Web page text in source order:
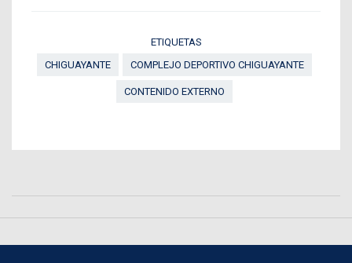
ETIQUETAS
CHIGUAYANTE
COMPLEJO DEPORTIVO CHIGUAYANTE
CONTENIDO EXTERNO